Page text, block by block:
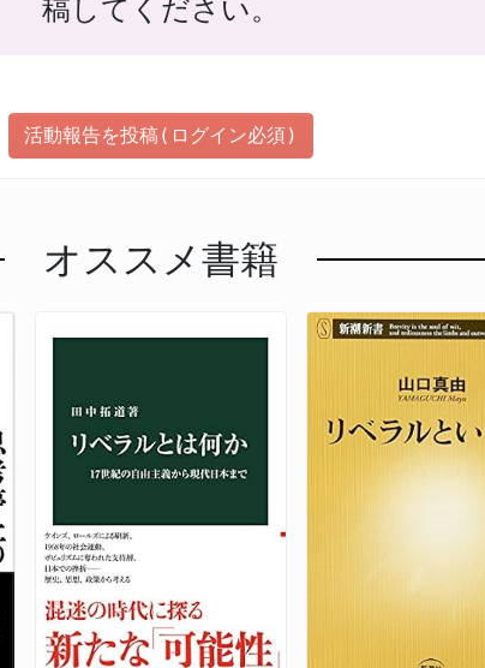
稿してください。
活動報告を投稿(ログイン必須)
オススメ書籍